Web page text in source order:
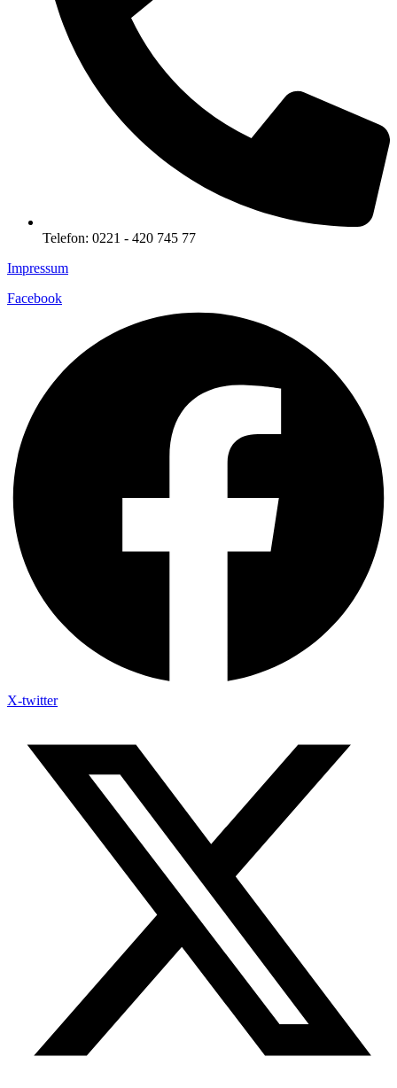
Telefon: 0221 - 420 745 77
Impressum
Facebook
X-twitter